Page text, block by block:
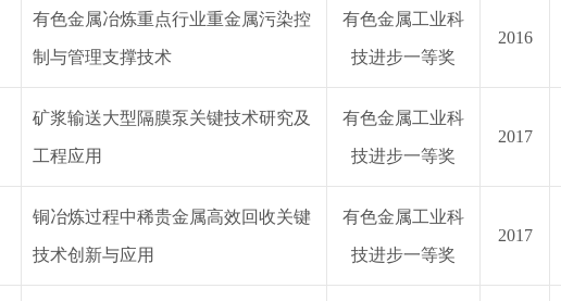
有色金属冶炼重点行业重金属污染控
制与管理支撑技术
有色金属工业科
技进步一等奖
2016
矿浆输送大型隔膜泵关键技术研究及
工程应用
有色金属工业科
技进步一等奖
2017
铜冶炼过程中稀贵金属高效回收关键
技术创新与应用
有色金属工业科
技进步一等奖
2017